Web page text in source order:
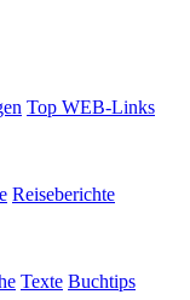
Top WEB-Links
Reiseberichte
Texte Buchtips